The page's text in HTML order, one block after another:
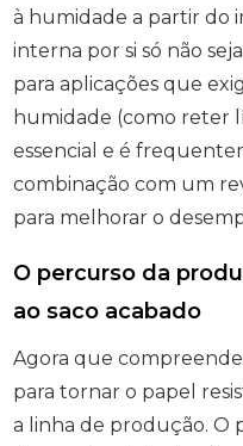
à humidade a partir do
interna por si só não
para aplicações que
humidade (como reter
essencial e é
combinação com um
para melhorar o
O percurso da
ao saco acabado
Agora que
para tornar o papel
a linha de produção. O